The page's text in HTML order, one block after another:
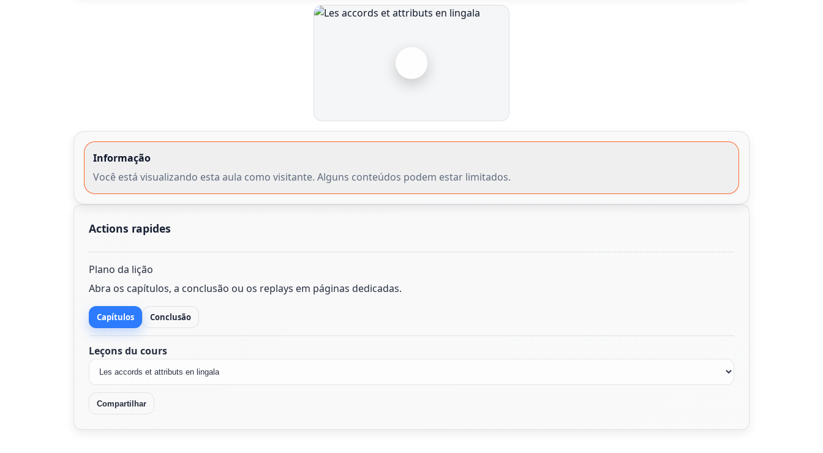
Informação
Você está visualizando esta aula como visitante. Alguns conteúdos podem estar limitados.
Actions rapides
Plano da lição
Abra os capítulos, a conclusão ou os replays em páginas dedicadas.
Capítulos Conclusão
Leçons du cours
Compartilhar